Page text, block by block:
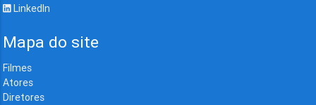
LinkedIn
Mapa do site
Filmes
Atores
Diretores